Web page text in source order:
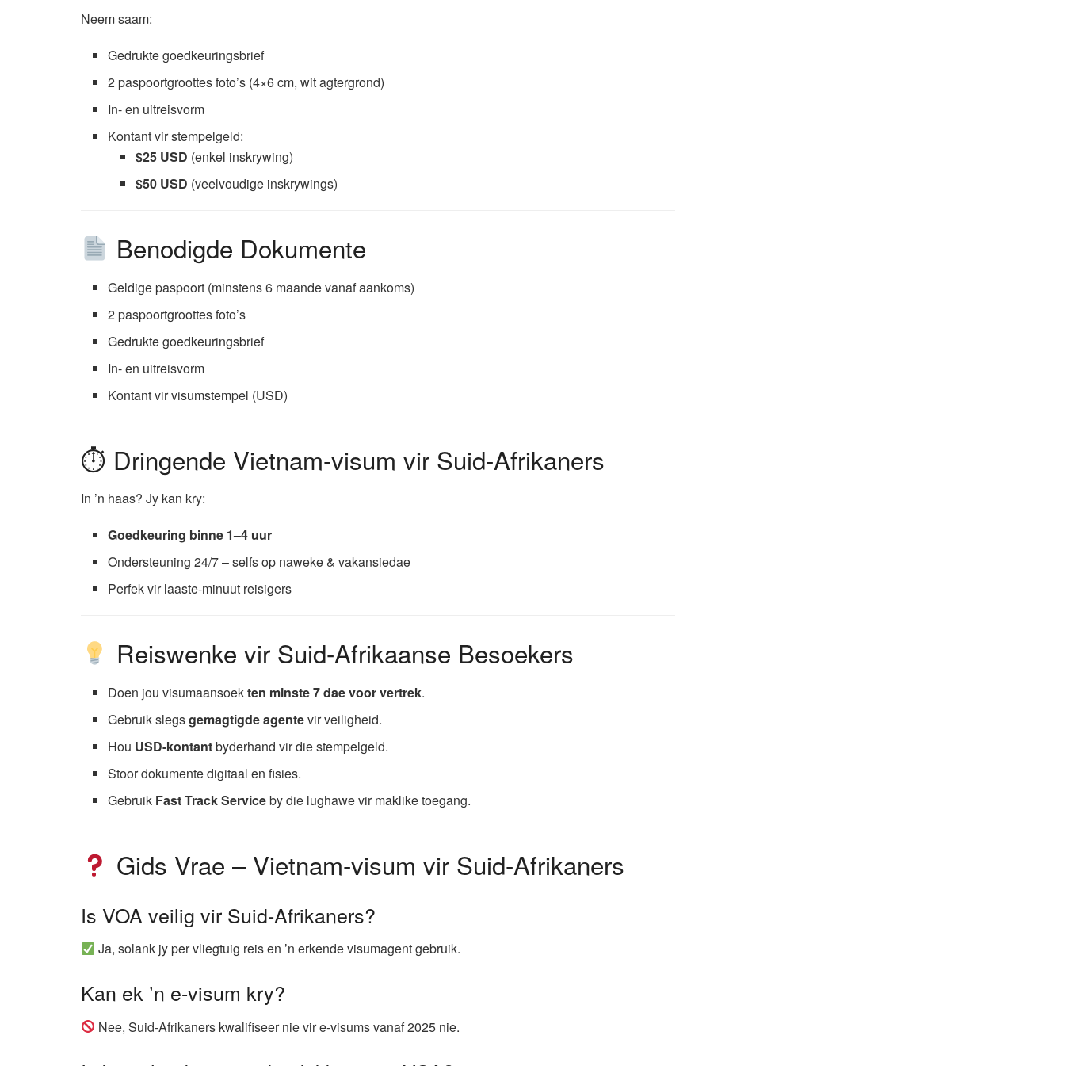
Neem saam:
Gedrukte goedkeuringsbrief
2 paspoortgroottes foto’s (4×6 cm, wit agtergrond)
In- en uitreisvorm
Kontant vir stempelgeld:
$25 USD (enkel inskrywing)
$50 USD (veelvoudige inskrywings)
Benodigde Dokumente
Geldige paspoort (minstens 6 maande vanaf aankoms)
2 paspoortgroottes foto’s
Gedrukte goedkeuringsbrief
In- en uitreisvorm
Kontant vir visumstempel (USD)
⏱ Dringende Vietnam-visum vir Suid-Afrikaners
In ’n haas? Jy kan kry:
Goedkeuring binne 1–4 uur
Ondersteuning 24/7 – selfs op naweke & vakansiedae
Perfek vir laaste-minuut reisigers
Reiswenke vir Suid-Afrikaanse Besoekers
Doen jou visumaansoekten minste 7 dae voor vertrek.
Gebruik slegsgemagtigde agentevir veiligheid.
Hou USD-kontantbyderhand vir die stempelgeld.
Stoor dokumente digitaal en fisies.
Gebruik Fast Track Serviceby die lughawe vir maklike toegang.
Gids Vrae – Vietnam-visum vir Suid-Afrikaners
Is VOA veilig vir Suid-Afrikaners?
Ja, solank jy per vliegtuig reis en ’n erkende visumagent gebruik.
Kan ek ’n e-visum kry?
Nee, Suid-Afrikaners kwalifiseer nie vir e-visums vanaf 2025 nie.